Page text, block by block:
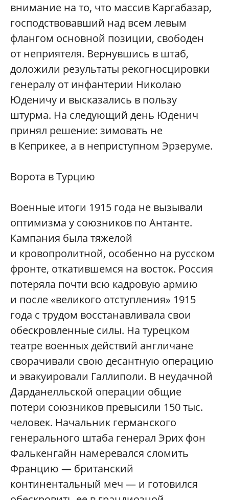
внимание на то, что массив Каргабазар,
господствовавший над всем левым
флангом основной позиции, свободен
от неприятеля. Вернувшись в штаб,
доложили результаты рекогносцировки
генералу от инфантерии Николаю
Юденичу и высказались в пользу
штурма. На следующий день Юденич
принял решение: зимовать не
в Кеприкее, а в неприступном Эрзеруме.
Ворота в Турцию
Военные итоги 1915 года не вызывали
оптимизма у союзников по Антанте.
Кампания была тяжелой
и кровопролитной, особенно на русском
фронте, откатившемся на восток. Россия
потеряла почти всю кадровую армию
и после «великого отступления» 1915
года с трудом восстанавливала свои
обескровленные силы. На турецком
театре военных действий англичане
сворачивали свою десантную операцию
и эвакуировали Галлиполи. В неудачной
Дарданелльской операции общие
потери союзников превысили 150 тыс.
человек. Начальник германского
генерального штаба генерал Эрих фон
Фалькенгайн намеревался сломить
Францию — британский
континентальный меч — и готовился